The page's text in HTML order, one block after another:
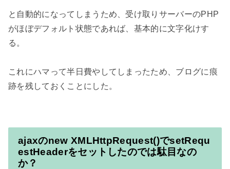
と自動的になってしまうため、受け取りサーバーのPHP
がほぼデフォルト状態であれば、基本的に文字化けす
る。
これにハマって半日費やしてしまったため、ブログに痕
跡を残しておくことにした。
ajaxのnew XMLHttpRequest()でsetRequ
estHeaderをセットしたのでは駄目なの
か？